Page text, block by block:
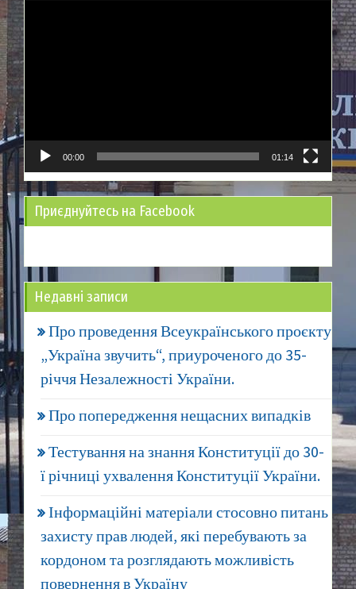
00:00 01:14
Приєднуйтесь на Facebook
Недавні записи
Про проведення Всеукраїнського проєкту
„Україна звучить“, приуроченого до 35-
річчя Незалежності України.
Про попередження нещасних випадків
Тестування на знання Конституції до 30-
ї річниці ухвалення Конституції України.
Інформаційні матеріали стосовно питань
захисту прав людей, які перебувають за
кордоном та розглядають можливість
повернення в Україну